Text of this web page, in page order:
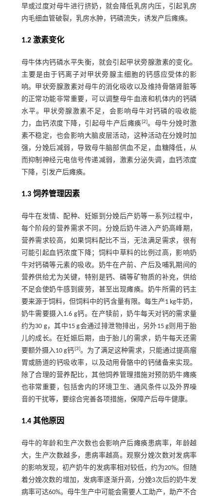
早或过度对母牛进行挤奶，就会降低乳房内压，引起乳房
内毛细血管破裂，乳房水肿，钙磷流失，诱发产后瘫痪。
1.2 激素变化
母牛体内钙磷水平失衡，就会引起甲状旁腺激素的变化。
主要是由于钙离子对甲状旁腺主细胞的钙感应受体的影
响。甲状旁腺激素对母牛的消化吸收以及维持骨骼肾脏等
的正常功能非常重要，可以调整母牛血液和机体内的钙磷
水平。甲状旁腺激素不足，会影响母牛对钙磷的吸收能
力，血钙浓度下降，引起母牛产后瘫痪[2]。母牛分娩时激
素不稳定，也会影响大脑皮层活动，这种活动在分娩时加
强，分娩后减弱，导致母牛脑部供血不足，血糖降低，从
而抑制神经元电信号传递减弱，激素分泌失调，血钙浓度
下降，引发产后瘫痪。
1.3 饲养管理因素
母牛在发情、配种、妊娠到分娩后产奶等一系列过程中，
每个阶段的营养需求不同。分娩后奶牛进入产奶高峰期，
营养需求较高，如果饲料配比不当，无法满足需求，很有
可能引起血钙浓度下降；饲料中草料的比例过高，影响奶
牛对钙磷等元素的吸收。奶牛在产前、产后及哺乳期间的
营养供给尤为关键，特别是钙、磷等矿物质的补充，供给
不足会使奶牛感到疲劳，甚至出现瘫痪。奶牛所需的钙主
要来源于饲料，但饲料中的钙含量有限。每生产1 kg牛奶，
奶牛需要摄入1.6 g钙。在产犊前，奶牛每天对钙的需求量
约为30 g，其中15 g会通过排泄物排出，另外15 g则用于胎
儿的成长。在妊娠后期，由于胎儿的需求，奶牛每天还需
要额外摄入10 g钙[3]。为了满足这种需求，只能通过提高瘤
胃或肠道的钙吸收率，以及动用骨骼中的钙储备来实现。
除了合理的营养配比，其他饲养管理措施对预防奶牛瘫痪
也非常重要，包括舍内的环境卫生、通风条件以及外界噪
音的干扰等，要综合完善各项措施，保障产后母牛健康。
1.4 其他原因
母牛的年龄和生产次数也会影响产后瘫痪患病率，年龄越
大，生产次数越多，患病率越高。观察分娩次数对发病率
的影响发现，初产奶牛的发病率相对较低，约为20%。但随
着分娩次数的增加，发病率逐渐升高，分娩3次后的奶牛发
病率可达60%。母牛生产中可能会需要人工助产，助产不合